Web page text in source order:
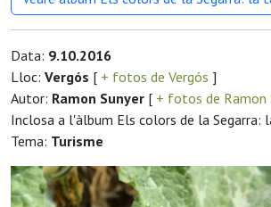
Data: 9.10.2016
Lloc: Vergós [ + fotos de Vergós ]
Autor: Ramon Sunyer [ + fotos de Ramon
Inclosa a l'àlbum Els colors de la Segarra:
Tema: Turisme